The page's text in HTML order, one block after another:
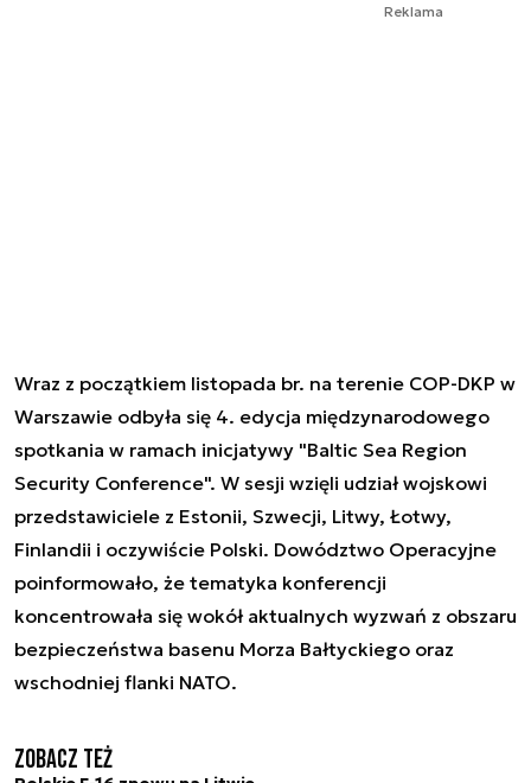
Reklama
Wraz z początkiem listopada br. na terenie COP-DKP w
Warszawie odbyła się 4. edycja międzynarodowego
spotkania w ramach inicjatywy "Baltic Sea Region
Security Conference". W sesji wzięli udział wojskowi
przedstawiciele z Estonii, Szwecji, Litwy, Łotwy,
Finlandii i oczywiście Polski. Dowództwo Operacyjne
poinformowało, że tematyka konferencji
koncentrowała się wokół aktualnych wyzwań z obszaru
bezpieczeństwa basenu Morza Bałtyckiego oraz
wschodniej flanki NATO.
Zobacz też